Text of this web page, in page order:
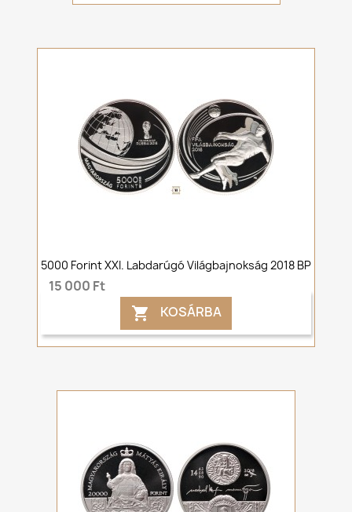
5000 Forint XXI. Labdarúgó Világbajnokság 2018 BP
15 000 Ft
 KOSÁRBA